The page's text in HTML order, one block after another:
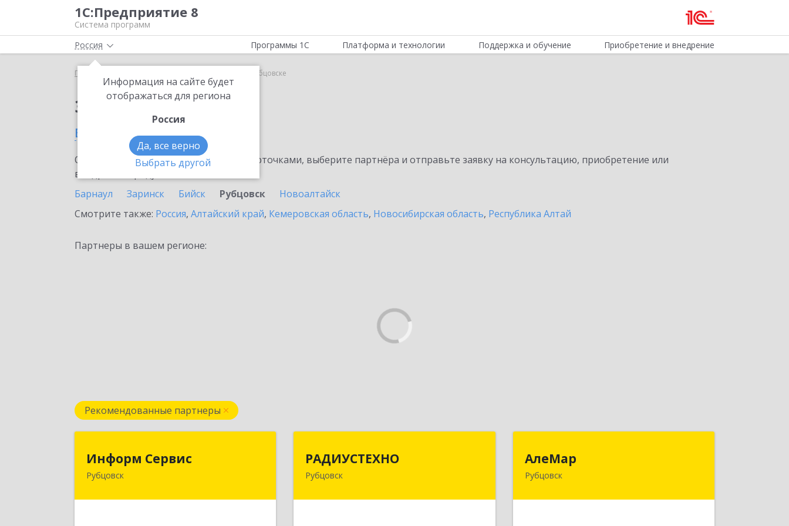
1С:Предприятие 8
Система программ
Россия
Информация на сайте будет
отображаться для региона
Россия
Да, все верно
Выбрать другой
Программы 1С Платформа и технологии Поддержка и обучение Приобретение и внедрение
Главная 1С-ОФД в Рубцовске
Заказать 1С-ОФД
в Рубцовске
Ознакомьтесь с информационными карточками, выберите партнёра и отправьте заявку на консультацию, приобретение или
внедрение продукта.
Барнаул
Заринск Бийск Рубцовск
Новоалтайск
Смотрите также: Россия, Алтайский край, Кемеровская область, Новосибирская область, Республика Алтай
Партнеры в вашем регионе:
Рекомендованные партнеры
Информ Сервис
Рубцовск
658204, Алтайский край, Рубцовск г,
РАДИУСТЕХНО
Рубцовск
658225, Алтайский край, Рубцовск г,
АлеМар
Рубцовск
658210, Алтайский край, Рубцовск г,